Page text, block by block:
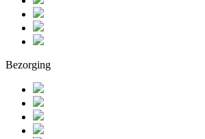
Bezorging